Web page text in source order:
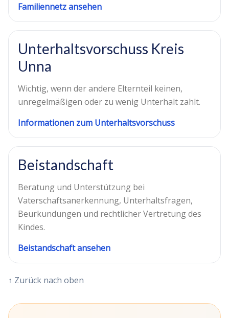
Familiennetz ansehen
Unterhaltsvorschuss Kreis
Unna
Wichtig, wenn der andere Elternteil keinen,
unregelmäßigen oder zu wenig Unterhalt zahlt.
Informationen zum Unterhaltsvorschuss
Beistandschaft
Beratung und Unterstützung bei
Vaterschaftsanerkennung, Unterhaltsfragen,
Beurkundungen und rechtlicher Vertretung des
Kindes.
Beistandschaft ansehen
↑ Zurück nach oben